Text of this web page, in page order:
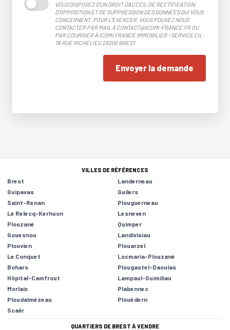
VOUS DISPOSEZ D'UN DROIT D'ACCÈS, DE RECTIFICATION,
D'OPPOSITION ET DE SUPPRESSION DES DONNÉES QUI VOUS
CONCERNENT. POUR L'EXERCER, VOUS POUVEZ NOUS
CONTACTER PAR MAIL À CONTACT@ICOMI-FRANCE.FR OU
PAR COURRIER À ICOMI FRANCE IMMOBILIER - SERVICE CIL-
78 RUE RICHELIEU 29200 BREST
Envoyer la demande
VILLES DE RÉFÉRENCES
Brest
Landerneau
Guipavas
Guilers
Saint-Renan
Plouguerneau
Le Relecq-Kerhuon
Lesneven
Plouzané
Quimper
Gouesnou
Landivisiau
Plouvien
Plouarzel
Le Conquet
Locmaria-Plouzané
Bohars
Plougastel-Daoulas
Hôpital-Camfrout
Lampaul-Guimiliau
Morlaix
Plabennec
Ploudalmézeau
Plouédern
Scaër
QUARTIERS DE BREST À VENDRE